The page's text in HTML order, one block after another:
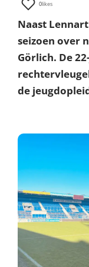
De fans
Achtergrond
0likes
Naast
seizoen over
Görlich. De
de